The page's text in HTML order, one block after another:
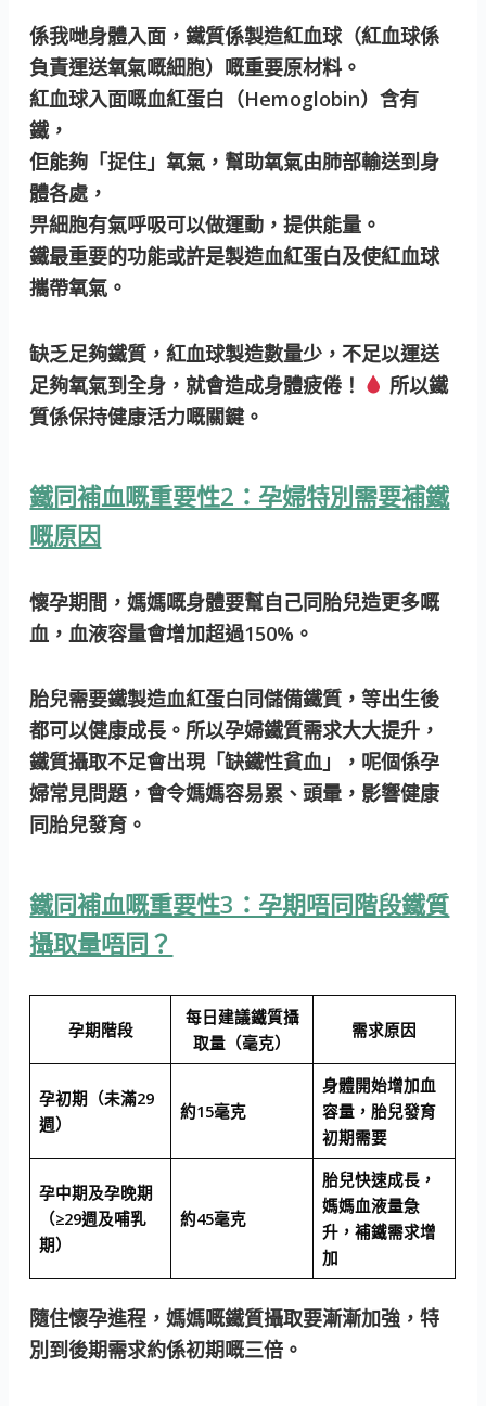
係我哋身體入面，鐵質係製造紅血球（紅血球係
負責運送氧氣嘅細胞）嘅重要原材料。
紅血球入面嘅血紅蛋白（Hemoglobin）含有
鐵，
佢能夠「捉住」氧氣，幫助氧氣由肺部輸送到身
體各處，
畀細胞有氣呼吸可以做運動，提供能量。
鐵最重要的功能或許是製造血紅蛋白及使紅血球
攜帶氧氣。
缺乏足夠鐵質，紅血球製造數量少，不足以運送
足夠氧氣到全身，就會造成身體疲倦！
所以鐵
質係保持健康活力嘅關鍵。
鐵同補血嘅重要性2：孕婦特別需要補鐵
嘅原因
懷孕期間，媽媽嘅身體要幫自己同胎兒造更多嘅
血，血液容量會增加超過150%。
胎兒需要鐵製造血紅蛋白同儲備鐵質，等出生後
都可以健康成長。所以孕婦鐵質需求大大提升，
鐵質攝取不足會出現「缺鐵性貧血」，呢個係孕
婦常見問題，會令媽媽容易累、頭暈，影響健康
同胎兒發育。
鐵同補血嘅重要性3：孕期唔同階段鐵質
攝取量唔同？
孕期階段
每日建議鐵質攝
取量（毫克）
需求原因
孕初期（未滿29
週）
約15毫克
身體開始增加血
容量，胎兒發育
初期需要
孕中期及孕晚期
（≥29週及哺乳
期）
約45毫克
胎兒快速成長，
媽媽血液量急
升，補鐵需求增
加
隨住懷孕進程，媽媽嘅鐵質攝取要漸漸加強，特
別到後期需求約係初期嘅三倍。